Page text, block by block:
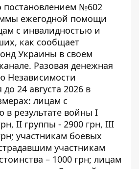
постановлением №602
ежегодной помощи
с инвалидностью и
как сообщает
Украины в своем
Разовая денежная
Независимости
24 августа 2026 в
лицам с
в результате войны I
II группы - 2900 грн, III
участникам боевых
участникам
– 1000 грн; лицам